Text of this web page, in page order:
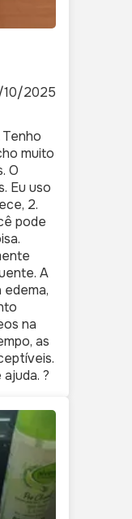
2025
muito
O
Eu uso
2.
pode
A
edema,
na
as
?